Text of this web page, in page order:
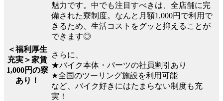
＜福利厚生
充実＞家賃
1,000円の寮
あり！
魅力です。中でも注目すべきは、全店舗に完
備された寮制度。なんと月額1,000円で利用で
きるため、生活コストをグッと抑えることが
できます◎
さらに、
★バイク本体・パーツの社員割引あり
★全国のツーリング施設を利用可能
など、バイク好きにはたまらない制度も充
実！